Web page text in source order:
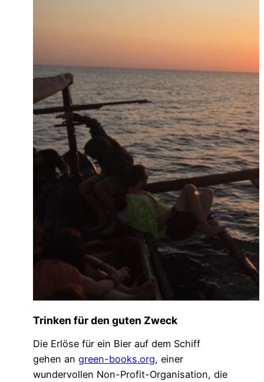
Trinken für den guten Zweck
Die Erlöse für ein Bier auf dem Schiff
gehen an green-books.org, einer
wundervollen Non-Profit-Organisation, die